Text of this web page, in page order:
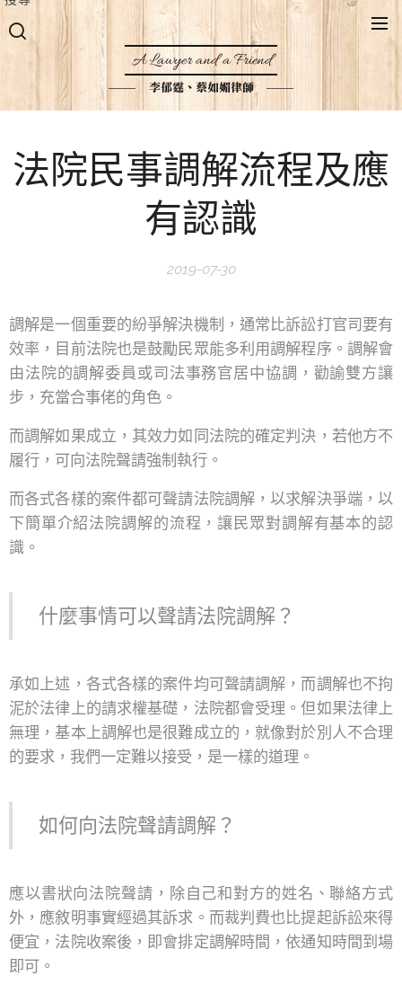
A Lawyer and a Friend
李郁霆、蔡如媚律師
法院民事調解流程及應
有認識
2019-07-30
調解是一個重要的紛爭解決機制，通常比訴訟打官司要有
效率，目前法院也是鼓勵民眾能多利用調解程序。調解會
由法院的調解委員或司法事務官居中協調，勸諭雙方讓
步，充當合事佬的角色。
而調解如果成立，其效力如同法院的確定判決，若他方不
履行，可向法院聲請強制執行。
而各式各樣的案件都可聲請法院調解，以求解決爭端，以
下簡單介紹法院調解的流程，讓民眾對調解有基本的認
識。
什麼事情可以聲請法院調解？
承如上述，各式各樣的案件均可聲請調解，而調解也不拘
泥於法律上的請求權基礎，法院都會受理。但如果法律上
無理，基本上調解也是很難成立的，就像對於別人不合理
的要求，我們一定難以接受，是一樣的道理。
如何向法院聲請調解？
應以書狀向法院聲請，除自己和對方的姓名、聯絡方式
外，應敘明事實經過其訴求。而裁判費也比提起訴訟來得
便宜，法院收案後，即會排定調解時間，依通知時間到場
即可。